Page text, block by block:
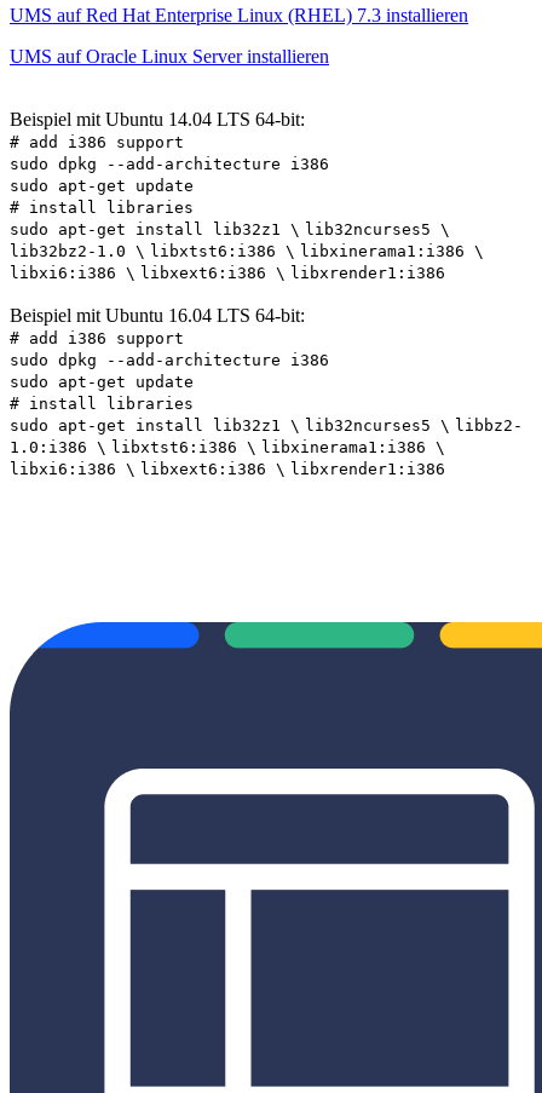
UMS auf Red Hat Enterprise Linux (RHEL) 7.3 installieren
UMS auf Oracle Linux Server installieren
Beispiel mit Ubuntu 14.04 LTS 64-bit:
# add i386 support
sudo dpkg --add-architecture i386
sudo apt-get update
# install libraries
sudo apt-get install lib32z1 \ lib32ncurses5 \
lib32bz2-1.0 \ libxtst6:i386 \ libxinerama1:i386 \
libxi6:i386 \ libxext6:i386 \ libxrender1:i386
Beispiel mit Ubuntu 16.04 LTS 64-bit:
# add i386 support
sudo dpkg --add-architecture i386
sudo apt-get update
# install libraries
sudo apt-get install lib32z1 \ lib32ncurses5 \ libbz2-
1.0:i386 \ libxtst6:i386 \ libxinerama1:i386 \
libxi6:i386 \ libxext6:i386 \ libxrender1:i386